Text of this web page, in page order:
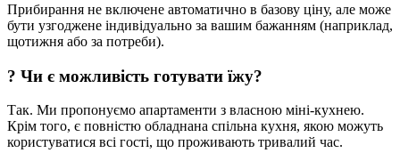
Прибирання не включене автоматично в базову ціну, але може
бути узгоджене індивідуально за вашим бажанням (наприклад,
щотижня або за потреби).
? Чи є можливість готувати їжу?
Так. Ми пропонуємо апартаменти з власною міні-кухнею.
Крім того, є повністю обладнана спільна кухня, якою можуть
користуватися всі гості, що проживають тривалий час.